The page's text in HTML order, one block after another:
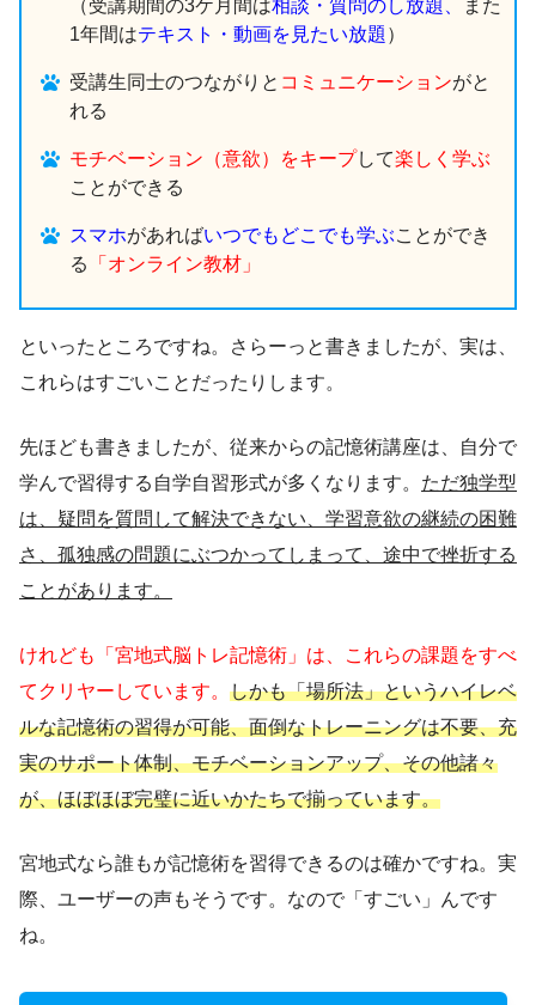
（受講期間の3ケ月間は相談・質問のし放題、
また
1年間はテキスト・動画を見たい放題 ）
受講生同士のつながりと コミュニケーションがと
れる
モチベーション（意欲）をキープして楽しく学ぶ
ことができる
スマホがあればいつでもどこでも学ぶことができ
る
「オンライン教材」
といったところですね。さらーっと書きましたが、実は、
これらはすごいことだったりします。
先ほども書きましたが、従来からの記憶術講座は、自分で
学んで習得する自学自習形式が多くなります。 ただ独学型
は、疑問を質問して解決できない、学習意欲の継続の困難
さ、孤独感の問題にぶつかってしまって、途中で挫折する
ことがあります。
けれども「宮地式脳トレ記憶術」は、これらの課題をすべ
てクリヤーしています。 しかも「場所法」というハイレベ
ルな記憶術の習得が可能、面倒なトレーニングは不要、充
実のサポート体制、モチベーションアップ、その他諸々
が、ほぼほぼ完璧に近いかたちで揃っています。
宮地式なら誰もが記憶術を習得できるのは確かですね。実
際、ユーザーの声もそうです。なので「すごい」んです
ね。